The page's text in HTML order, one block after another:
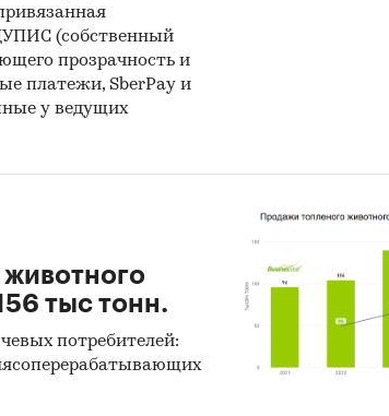
(собственный
прозрачность и
платежи, SberPay и
у ведущих
животного
тыс тонн.
потребителей: